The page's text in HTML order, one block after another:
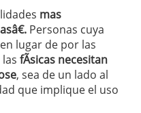
mas
Personas cuya
lugar de por las
fÃ­sicas necesitan
, sea de un lado al
que implique el uso